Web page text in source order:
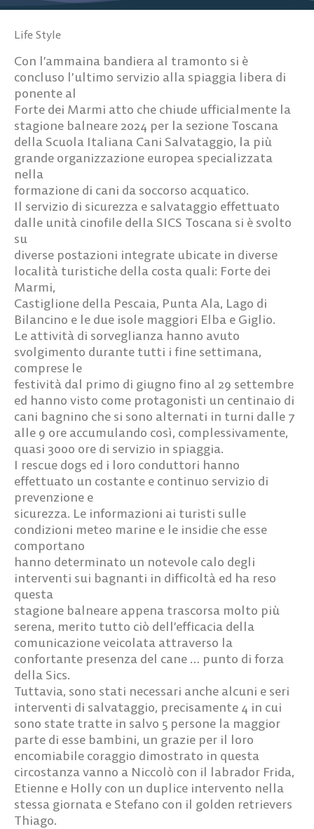
Life Style
Con l’ammaina bandiera al tramonto si è
concluso l’ultimo servizio alla spiaggia libera di
ponente al
Forte dei Marmi atto che chiude ufficialmente la
stagione balneare 2024 per la sezione Toscana
della Scuola Italiana Cani Salvataggio, la più
grande organizzazione europea specializzata
nella
formazione di cani da soccorso acquatico.
Il servizio di sicurezza e salvataggio effettuato
dalle unità cinofile della SICS Toscana si è svolto
su
diverse postazioni integrate ubicate in diverse
località turistiche della costa quali: Forte dei
Marmi,
Castiglione della Pescaia, Punta Ala, Lago di
Bilancino e le due isole maggiori Elba e Giglio.
Le attività di sorveglianza hanno avuto
svolgimento durante tutti i fine settimana,
comprese le
festività dal primo di giugno fino al 29 settembre
ed hanno visto come protagonisti un centinaio di
cani bagnino che si sono alternati in turni dalle 7
alle 9 ore accumulando così, complessivamente,
quasi 3000 ore di servizio in spiaggia.
I rescue dogs ed i loro conduttori hanno
effettuato un costante e continuo servizio di
prevenzione e
sicurezza. Le informazioni ai turisti sulle
condizioni meteo marine e le insidie che esse
comportano
hanno determinato un notevole calo degli
interventi sui bagnanti in difficoltà ed ha reso
questa
stagione balneare appena trascorsa molto più
serena, merito tutto ciò dell’efficacia della
comunicazione veicolata attraverso la
confortante presenza del cane … punto di forza
della Sics.
Tuttavia, sono stati necessari anche alcuni e seri
interventi di salvataggio, precisamente 4 in cui
sono state tratte in salvo 5 persone la maggior
parte di esse bambini, un grazie per il loro
encomiabile coraggio dimostrato in questa
circostanza vanno a Niccolò con il labrador Frida,
Etienne e Holly con un duplice intervento nella
stessa giornata e Stefano con il golden retrievers
Thiago.